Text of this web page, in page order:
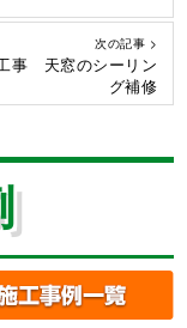
次の記事 >
事 天窓のシーリン
グ補修